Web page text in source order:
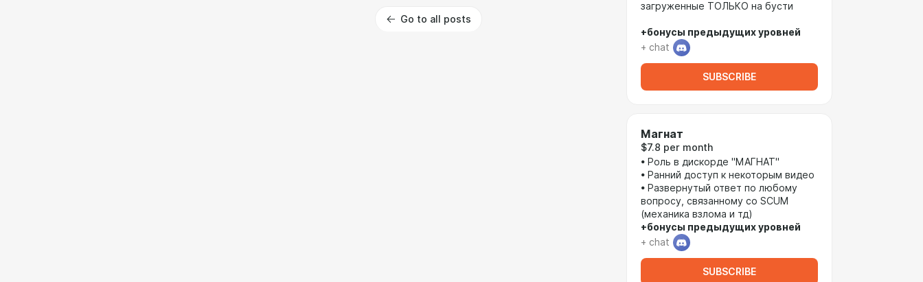
Go to all posts
загруженные ТОЛЬКО на бусти
+бонусы предыдущих уровней
+ chat
SUBSCRIBE
Магнат
$7.8 per month
• Роль в дискорде "МАГНАТ"
• Ранний доступ к некоторым видео
• Развернутый ответ по любому
вопросу, связанному со SCUM
(механика взлома и тд)
+бонусы предыдущих уровней
+ chat
SUBSCRIBE